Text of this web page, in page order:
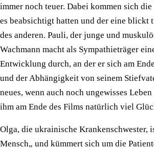
immer noch teuer. Dabei kommen sich die
es beabsichtigt hatten und der eine blickt
des anderen. Pauli, der junge und
Wachmann macht als Sympathieträger
Entwicklung durch, an der er sich am
und der Abhängigkeit von seinem
neues, wenn auch noch ungewisses
ihm am Ende des Films natürlich viel
Olga, die ukrainische Krankenschwester,
Mensch„ und kümmert sich um die